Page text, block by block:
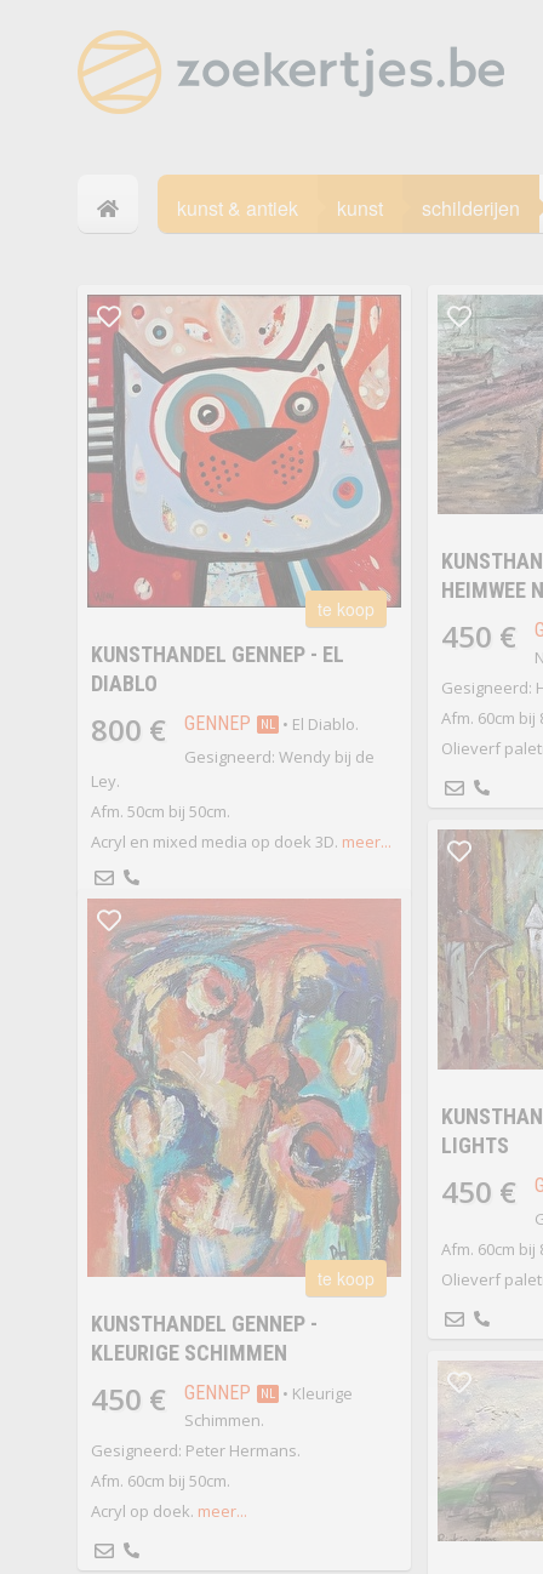
kunst & antiek kunst schilderijen
te koop
KUNSTHANDEL GENNEP - EL
DIABLO
800 € GENNEP NL • El Diablo.
Gesigneerd: Wendy bij de
Ley.
Afm. 50cm bij 50cm.
Acryl en mixed media op doek 3D. meer...
HEIMWEE
450 €
Gesigneerd:
Afm. 60cm bij
Olieverf
LIGHTS
450 €
Afm. 60cm bij
Olieverf
te koop
KUNSTHANDEL GENNEP -
KLEURIGE SCHIMMEN
450 € GENNEP NL • Kleurige
Schimmen.
Gesigneerd: Peter Hermans.
Afm. 60cm bij 50cm.
Acryl op doek. meer...